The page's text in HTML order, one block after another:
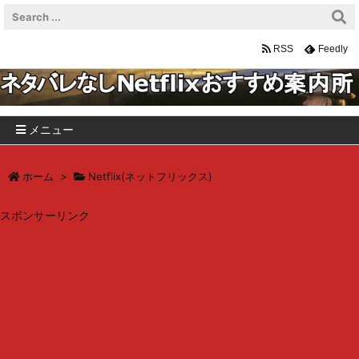
メニュー
RSS Feedly
ホーム > Netflix(ネットフリックス)
スポンサーリンク